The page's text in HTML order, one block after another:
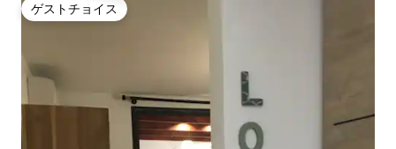
ゲストチョイス
ゲストチョイス